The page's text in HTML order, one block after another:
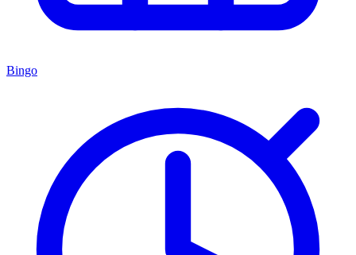
Bingo